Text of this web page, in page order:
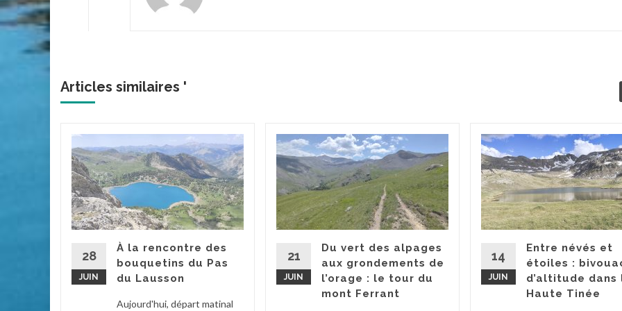
Articles similaires '
28
JUIN
À la rencontre des
bouquetins du Pas
du Lausson
Aujourd'hui, départ matinal
21
JUIN
Du vert des alpages
aux grondements de
l’orage : le tour du
mont Ferrant
14
JUIN
Entre névés et
étoiles :
d’altitude dans
Haute Tinée